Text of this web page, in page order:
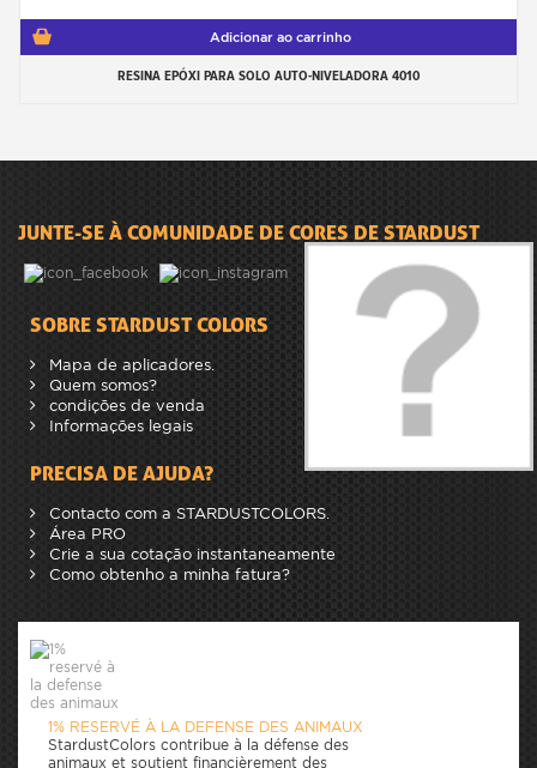
Adicionar ao carrinho
RESINA EPÓXI PARA SOLO AUTO-NIVELADORA 4010
JUNTE-SE À COMUNIDADE DE CORES DE STARDUST
SOBRE STARDUST COLORS
Mapa de aplicadores.
Quem somos?
condições de venda
Informações legais
PRECISA DE AJUDA?
Contacto com a STARDUSTCOLORS.
Área PRO
Crie a sua cotação instantaneamente
Como obtenho a minha fatura?
1% RESERVÉ À LA DEFENSE DES ANIMAUX
StardustColors contribue à la défense des
animaux et soutient financièrement des